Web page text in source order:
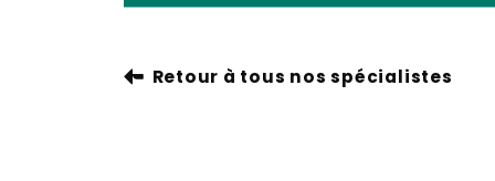
Retour à tous nos spécialistes